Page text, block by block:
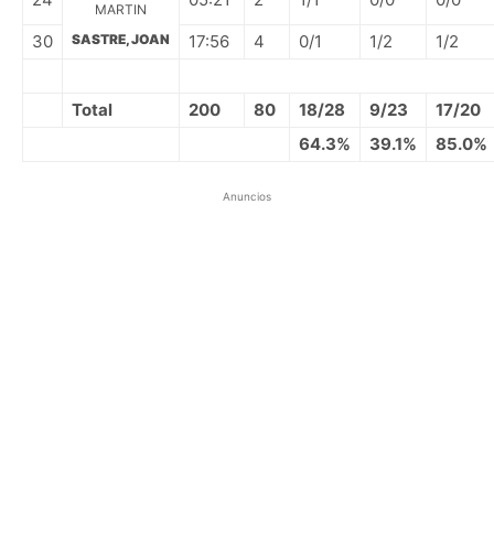
MARTIN
30
SASTRE, JOAN 17:56 4 0/1 1/2 1/2
Total 200 80 18/28 9/23
17/20
64.3%
39.1% 85.0%
Anuncios